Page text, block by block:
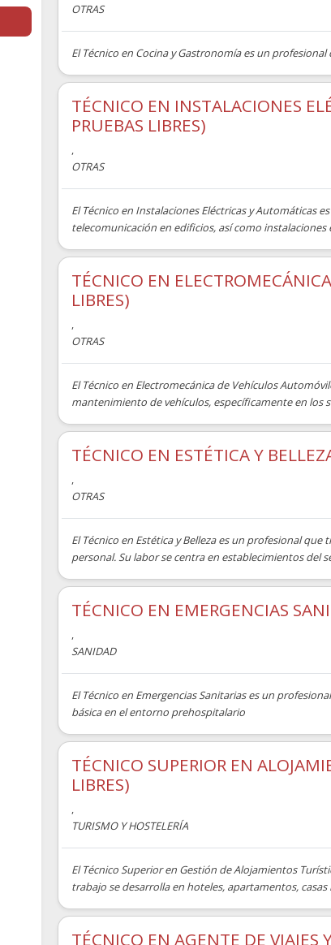
OTRAS
El Técnico en Cocina y Gastronomía es un
TÉCNICO EN INSTALACIONES
PRUEBAS LIBRES)
,
OTRAS
El Técnico en Instalaciones Eléctricas y
telecomunicación en edificios, así como instalaciones
TÉCNICO EN
LIBRES)
,
OTRAS
El Técnico en Electromecánica de Vehículos
mantenimiento de vehículos, específicamente en los
TÉCNICO EN ESTÉTICA Y
,
OTRAS
El Técnico en Estética y Belleza es un profesional
personal. Su labor se centra en establecimientos del
TÉCNICO EN EMERGENCIAS
,
SANIDAD
El Técnico en Emergencias Sanitarias es un
básica en el entorno prehospitalario
TÉCNICO SUPERIOR EN
LIBRES)
,
TURISMO Y HOSTELERÍA
El Técnico Superior en Gestión de Alojamientos
trabajo se desarrolla en hoteles, apartamentos, casas
TÉCNICO EN AGENTE DE VIAJES